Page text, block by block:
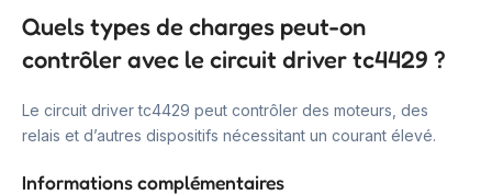
Quels types de charges peut-on
contrôler avec le circuit driver tc4429 ?
Le circuit driver tc4429 peut contrôler des moteurs, des
relais et d’autres dispositifs nécessitant un courant élevé.
Informations complémentaires